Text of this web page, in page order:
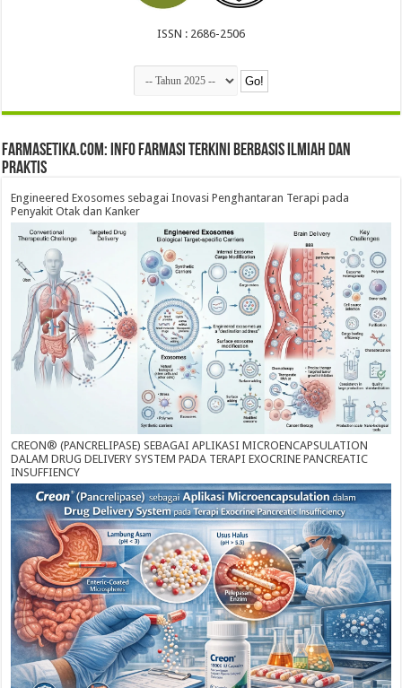
ISSN : 2686-2506
farmasetika.com: Info Farmasi Terkini Berbasis Ilmiah dan
Praktis
Engineered Exosomes sebagai Inovasi Penghantaran Terapi pada
Penyakit Otak dan Kanker
CREON® (PANCRELIPASE) SEBAGAI APLIKASI MICROENCAPSULATION
DALAM DRUG DELIVERY SYSTEM PADA TERAPI EXOCRINE PANCREATIC
INSUFFIENCY